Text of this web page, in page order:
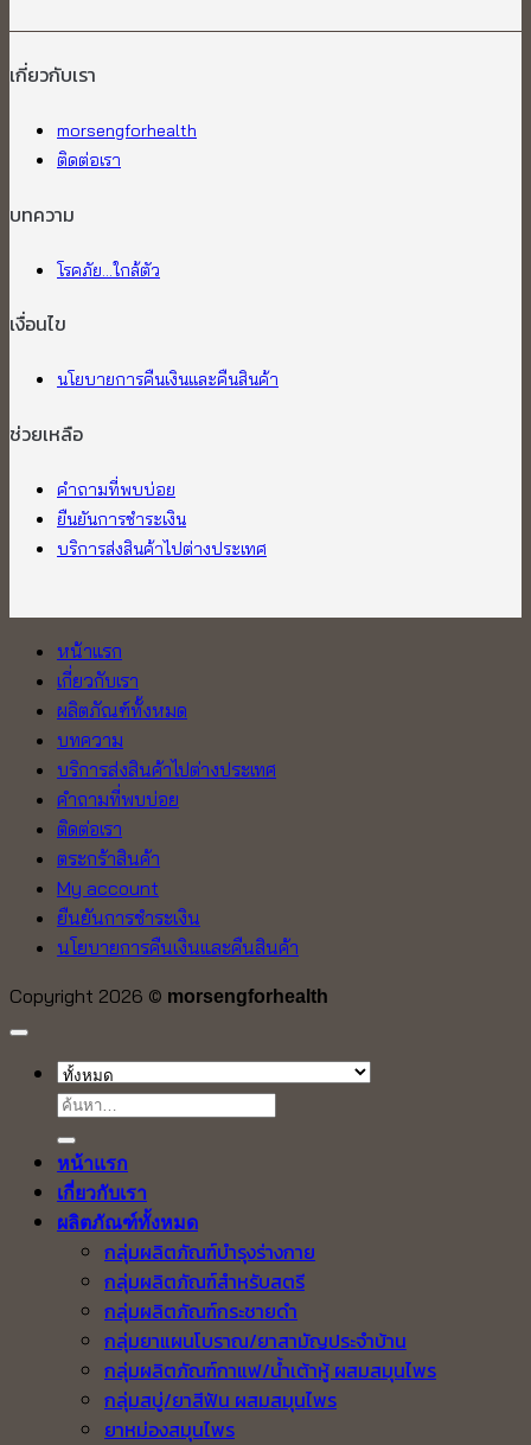
เกี่ยวกับเรา​
morsengforhealth
ติดต่อเรา
บทความ
โรคภัย...ใกล้ตัว
เงื่อนไข
นโยบายการคืนเงินและคืนสินค้า
ช่วยเหลือ
คำถามที่พบบ่อย
ยืนยันการชำระเงิน
บริการส่งสินค้าไปต่างประเทศ
หน้าแรก
เกี่ยวกับเรา
ผลิตภัณฑ์ทั้งหมด
บทความ
บริการส่งสินค้าไปต่างประเทศ
คำถามที่พบบ่อย
ติดต่อเรา
ตระกร้าสินค้า
My account
ยืนยันการชำระเงิน
นโยบายการคืนเงินและคืนสินค้า
Copyright 2026 © morsengforhealth
ค้นหา:
หน้าแรก
เกี่ยวกับเรา
ผลิตภัณฑ์ทั้งหมด
กลุ่มผลิตภัณฑ์บำรุงร่างกาย
กลุ่มผลิตภัณฑ์สำหรับสตรี
กลุ่มผลิตภัณฑ์กระชายดำ
กลุ่มยาแผนโบราณ/ยาสามัญประจำบ้าน
กลุ่มผลิตภัณฑ์กาแฟ/น้ำเต้าหู้ ผสมสมุนไพร
กลุ่มสบู่/ยาสีฟัน ผสมสมุนไพร
ยาหม่องสมุนไพร